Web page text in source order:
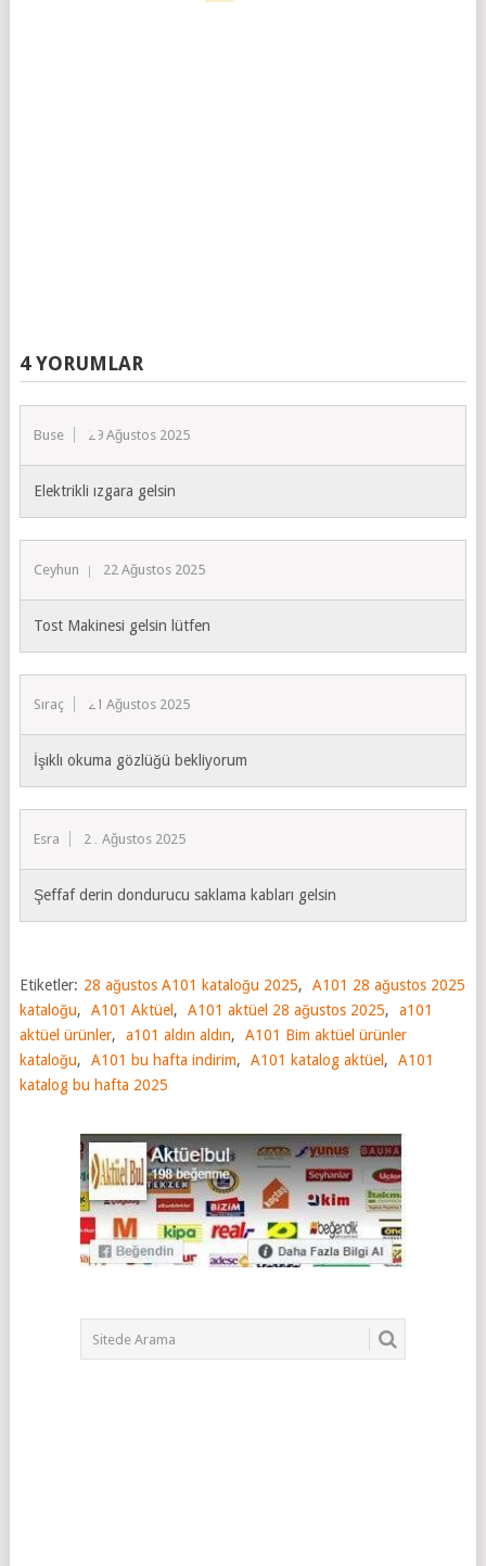
4 YORUMLAR
Buse 29 Ağustos 2025
Elektrikli ızgara gelsin
Ceyhun 22 Ağustos 2025
Tost Makinesi gelsin lütfen
Sıraç 21 Ağustos 2025
İşıklı okuma gözlüğü bekliyorum
Esra 21 Ağustos 2025
Şeffaf derin dondurucu saklama kabları gelsin
Etiketler: 28 ağustos A101 kataloğu 2025,
A101 28 ağustos 2025
kataloğu, A101 Aktüel , A101 aktüel 28 ağustos 2025,
a101
aktüel ürünler, a101 aldın aldın,
A101 Bim aktüel ürünler
kataloğu, A101 bu hafta indirim, A101 katalog aktüel ,
A101
katalog bu hafta 2025